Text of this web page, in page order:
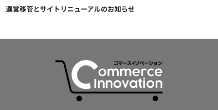
運営移管とサイトリニューアルのお知らせ